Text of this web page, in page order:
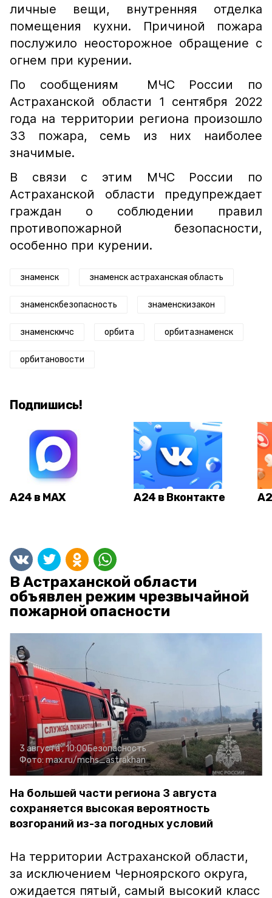
личные вещи, внутренняя отделка
помещения кухни. Причиной пожара
послужило неосторожное обращение с
огнем при курении.
По сообщениям МЧС России по
Астраханской области 1 сентября 2022
года на территории региона произошло
33 пожара, семь из них наиболее
значимые.
В связи с этим МЧС России по
Астраханской области предупреждает
граждан о соблюдении правил
противопожарной безопасности,
особенно при курении.
знаменск знаменск астраханская область
знаменскбезопасность знаменскизакон
знаменскмчс орбита орбитазнаменск
орбитановости
Подпишись!
А24 в MAX А24 в Вконтакте
В Астраханской области
объявлен режим чрезвычайной
пожарной опасности
3 августа , 10:00Безопасность
Фото: max.ru/mchs_astrakhan
На большей части региона 3 августа
сохраняется высокая вероятность
возгораний из-за погодных условий
На территории Астраханской области,
за исключением Черноярского округа,
ожидается пятый, самый высокий класс